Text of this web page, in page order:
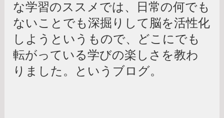
な学習のススメでは、日常の何でも
ないことでも深掘りして脳を活性化
しようというもので、どこにでも
転がっている学びの楽しさを教わ
りました。というブログ。